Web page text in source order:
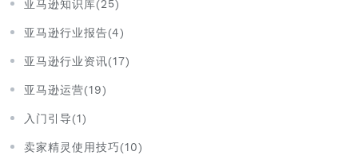
亚马逊知识库(25)
亚马逊行业报告(4)
亚马逊行业资讯(17)
亚马逊运营(19)
入门引导(1)
卖家精灵使用技巧(10)